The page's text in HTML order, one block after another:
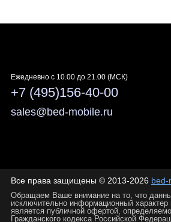
Ежедневно c 10.00 до 21.00 (МСК)
+7 (495)156-40-00
sales@bed-mobile.ru
Все права защищены © 2013-2026 bed-
Обращаем Ваше внимание на то, что
исключительно информационный характер
является публичной офертой,
Гражданского кодекса Российской